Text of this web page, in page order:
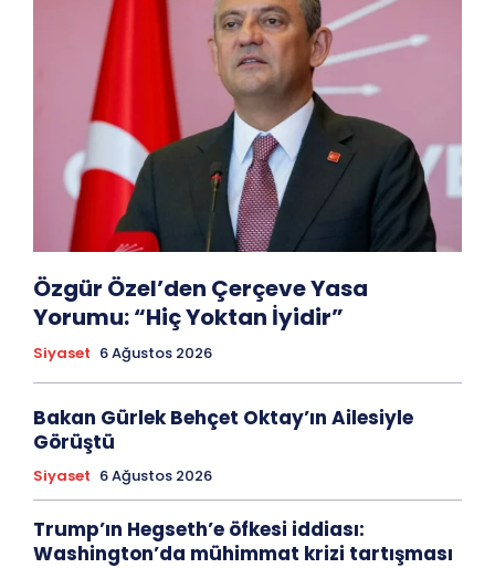
Özgür Özel’den Çerçeve Yasa
Yorumu: “Hiç Yoktan İyidir”
Siyaset 6 Ağustos 2026
Bakan Gürlek Behçet Oktay’ın Ailesiyle
Görüştü
Siyaset 6 Ağustos 2026
Trump’ın Hegseth’e öfkesi iddiası:
Washington’da mühimmat krizi tartışması